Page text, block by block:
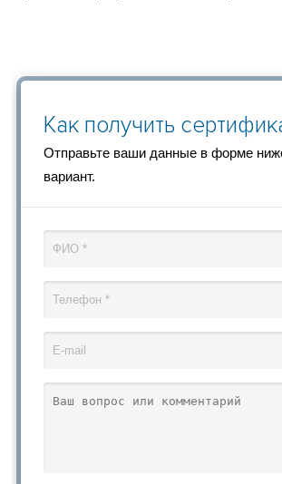
Как получить
Отправьте ваши данные в форме
вариант.